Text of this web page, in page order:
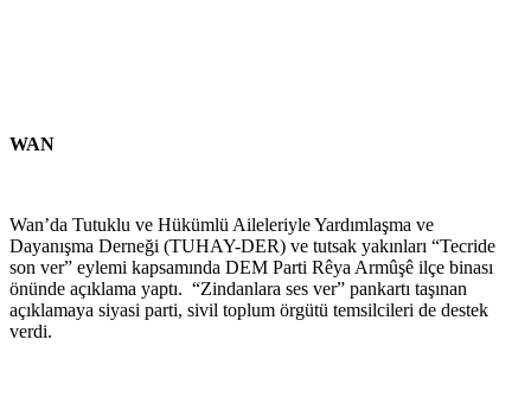
WAN
Wan’da Tutuklu ve Hükümlü Aileleriyle Yardımlaşma ve
Dayanışma Derneği (TUHAY-DER) ve tutsak yakınları “Tecride
son ver” eylemi kapsamında DEM Parti Rêya Armûşê ilçe binası
önünde açıklama yaptı. “Zindanlara ses ver” pankartı taşınan
açıklamaya siyasi parti, sivil toplum örgütü temsilcileri de destek
verdi.